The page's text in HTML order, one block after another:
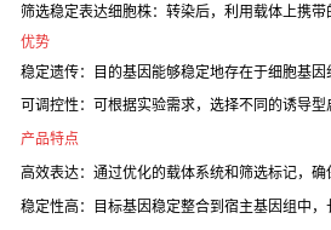
筛选稳定表达细胞株：转染后，利用载体上携
优势
稳定遗传：目的基因能够稳定地存在于细胞基
可调控性：可根据实验需求，选择不同的诱导
产品特点
高效表达：通过优化的载体系统和筛选标记，确
稳定性高：目标基因稳定整合到宿主基因组中，